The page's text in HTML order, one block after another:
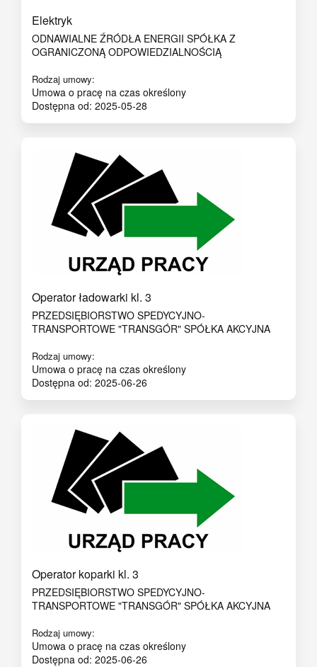
Elektryk
ODNAWIALNE ŹRÓDŁA ENERGII SPÓŁKA Z
OGRANICZONĄ ODPOWIEDZIALNOŚCIĄ
Rodzaj umowy:
Umowa o pracę na czas określony
Dostępna od: 2025-05-28
Operator ładowarki kl. 3
PRZEDSIĘBIORSTWO SPEDYCYJNO-
TRANSPORTOWE "TRANSGÓR" SPÓŁKA AKCYJNA
Rodzaj umowy:
Umowa o pracę na czas określony
Dostępna od: 2025-06-26
Operator koparki kl. 3
PRZEDSIĘBIORSTWO SPEDYCYJNO-
TRANSPORTOWE "TRANSGÓR" SPÓŁKA AKCYJNA
Rodzaj umowy:
Umowa o pracę na czas określony
Dostępna od: 2025-06-26